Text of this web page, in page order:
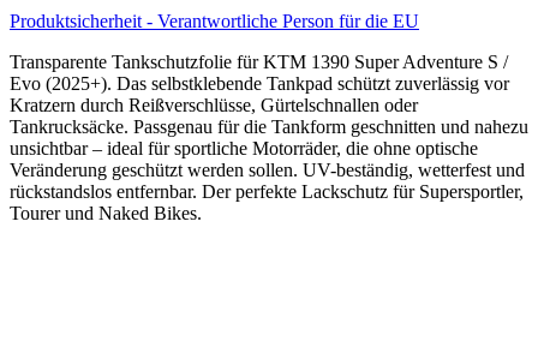
Produktsicherheit - Verantwortliche Person für die EU
Transparente Tankschutzfolie für KTM 1390 Super Adventure S /
Evo (2025+). Das selbstklebende Tankpad schützt zuverlässig vor
Kratzern durch Reißverschlüsse, Gürtelschnallen oder
Tankrucksäcke. Passgenau für die Tankform geschnitten und nahezu
unsichtbar – ideal für sportliche Motorräder, die ohne optische
Veränderung geschützt werden sollen. UV-beständig, wetterfest und
rückstandslos entfernbar. Der perfekte Lackschutz für Supersportler,
Tourer und Naked Bikes.